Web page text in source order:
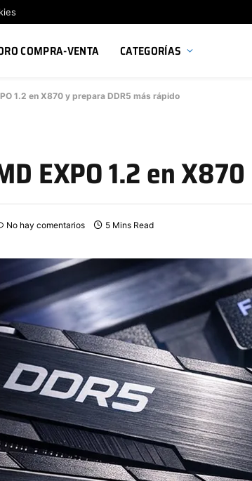
COMPRA-VENTA CATEGORÍAS
1.2 en X870 y prepara DDR5 más rápido
EXPO 1.2 en
No hay comentarios 5 Mins Read